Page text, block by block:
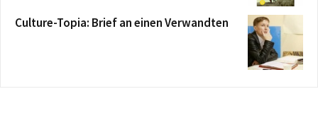
Culture-Topia: Brief an einen Verwandten